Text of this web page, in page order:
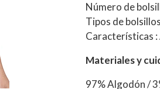
Número de
Tipos de
Características
Materiales y
97% Algodón /